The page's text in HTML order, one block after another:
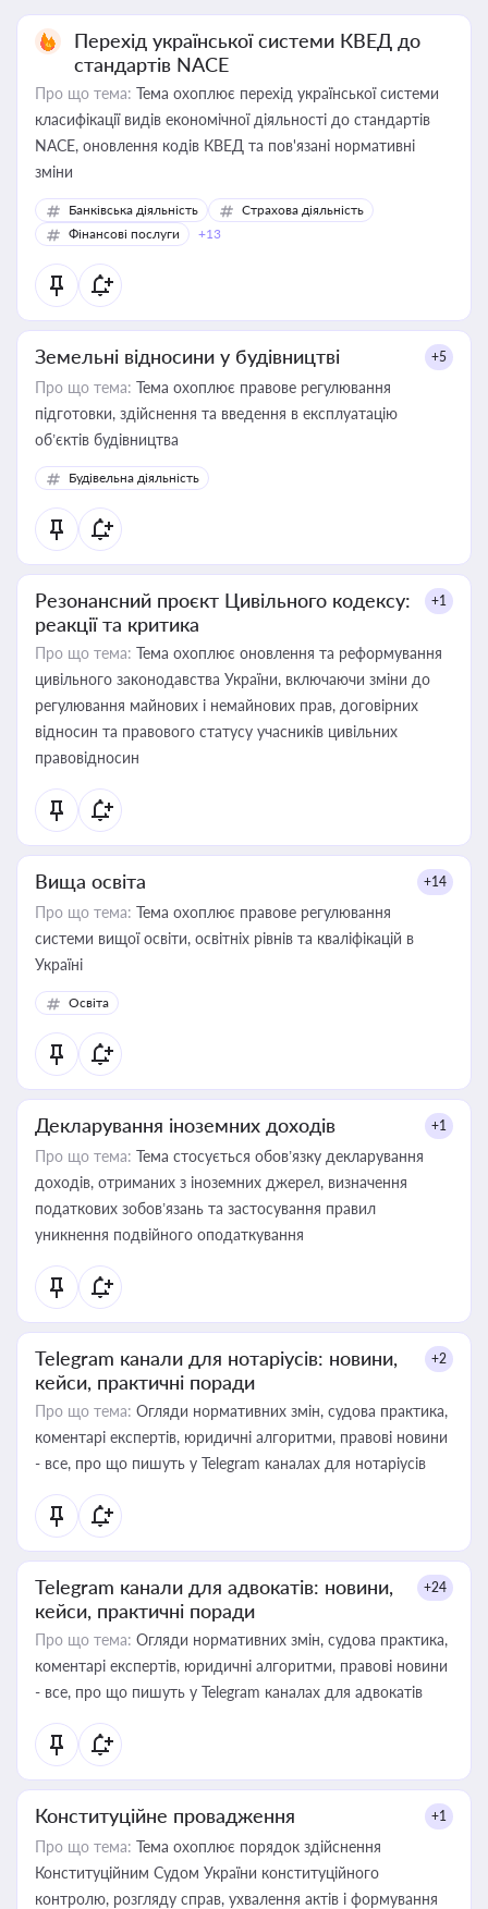
Перехід української системи КВЕД до
стандартів NACE
Про що тема: Тема охоплює перехід української системи
класифікації видів економічної діяльності до стандартів
NACE, оновлення кодів КВЕД та пов'язані нормативні
зміни
Банківська діяльність
Страхова діяльність
Фінансові послуги
+13
Земельні відносини у будівництві +5
Про що тема: Тема охоплює правове регулювання
підготовки, здійснення та введення в експлуатацію
об’єктів будівництва
Будівельна діяльність
Резонансний проєкт Цивільного кодексу:
реакції та критика
+1
Про що тема: Тема охоплює оновлення та реформування
цивільного законодавства України, включаючи зміни до
регулювання майнових і немайнових прав, договірних
відносин та правового статусу учасників цивільних
правовідносин
Вища освіта +14
Про що тема: Тема охоплює правове регулювання
системи вищої освіти, освітніх рівнів та кваліфікацій в
Україні
Освіта
Декларування іноземних доходів +1
Про що тема: Тема стосується обов’язку декларування
доходів, отриманих з іноземних джерел, визначення
податкових зобов’язань та застосування правил
уникнення подвійного оподаткування
Telegram канали для нотаріусів: новини,
кейси, практичні поради
+2
Про що тема: Огляди нормативних змін, судова практика,
коментарі експертів, юридичні алгоритми, правові новини
- все, про що пишуть у Telegram каналах для нотаріусів
Telegram канали для адвокатів: новини,
кейси, практичні поради
+24
Про що тема: Огляди нормативних змін, судова практика,
коментарі експертів, юридичні алгоритми, правові новини
- все, про що пишуть у Telegram каналах для адвокатів
Конституційне провадження +1
Про що тема: Тема охоплює порядок здійснення
Конституційним Судом України конституційного
контролю, розгляду справ, ухвалення актів і формування